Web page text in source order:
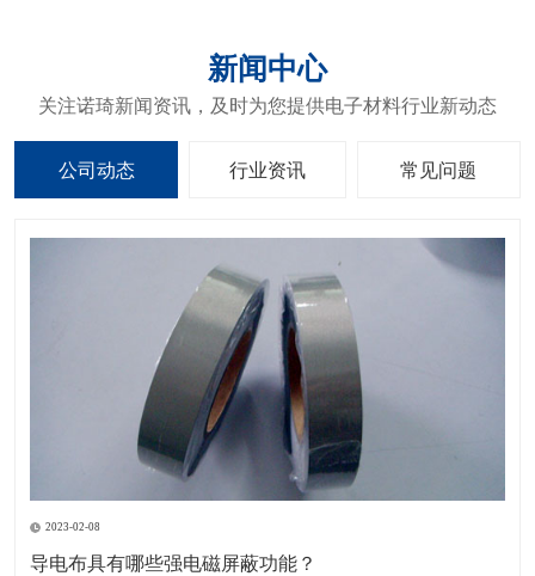
新闻中心
关注诺琦新闻资讯，及时为您提供电子材料行业新动态
公司动态 行业资讯 常见问题
2023-02-08
导电布具有哪些强电磁屏蔽功能？